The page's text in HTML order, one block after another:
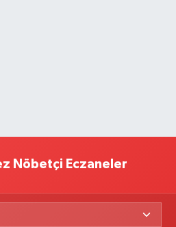
Nöbetçi Eczaneler